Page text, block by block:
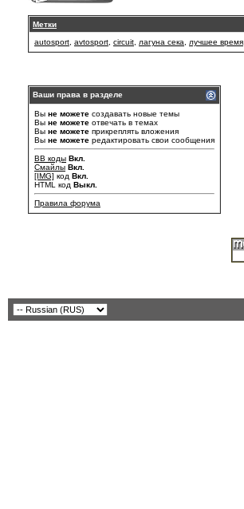
Метки
autosport avtosport circuit лагуна сека лучшее время
Ваши права в разделе
Вы не можете создавать новые темы
Вы не можете отвечать в темах
Вы не можете прикреплять вложения
Вы не можете редактировать свои сообщения
BB коды Вкл.
Смайлы Вкл.
[IMG] код Вкл.
HTML код Выкл.
Правила форума